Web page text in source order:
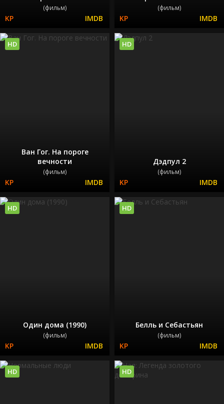
(фильм) (фильм)
Ван Гог. На пороге
вечности
(фильм)
HD
Дэдпул 2
(фильм)
HD
Один дома (1990)
(фильм)
HD
Белль и Себастьян
(фильм)
HD
HD HD